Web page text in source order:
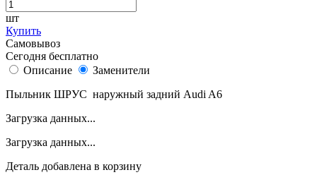
шт
Купить
Самовывоз
Сегодня бесплатно
Описание
Заменители
Пыльник ШРУС наружный задний Audi A6
Загрузка данных...
Загрузка данных...
Деталь добавлена в корзину